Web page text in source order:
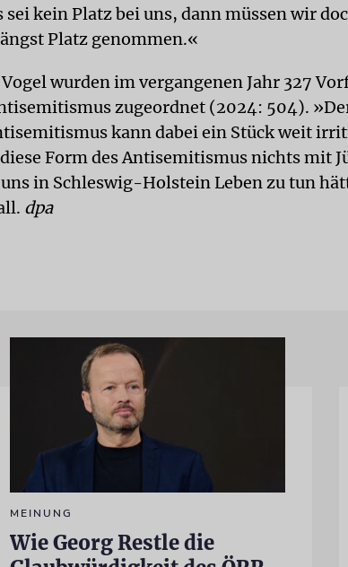
kein Platz bei uns, dann müssen wir
Platz genommen.«
wurden im vergangenen Jahr 327
zugeordnet (2024: 504).
kann dabei ein Stück weit
Form des Antisemitismus nichts mit
in Schleswig-Holstein Leben zu tun
dpa
MEINUNG
Wie Georg Restle die